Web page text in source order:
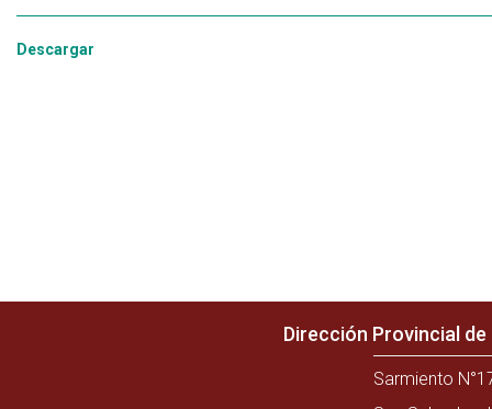
Descargar
Dirección Provincial
Sarmiento